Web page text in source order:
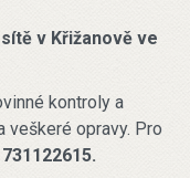
v Křižanově ve
kontroly a
veškeré opravy. Pro
731122615.